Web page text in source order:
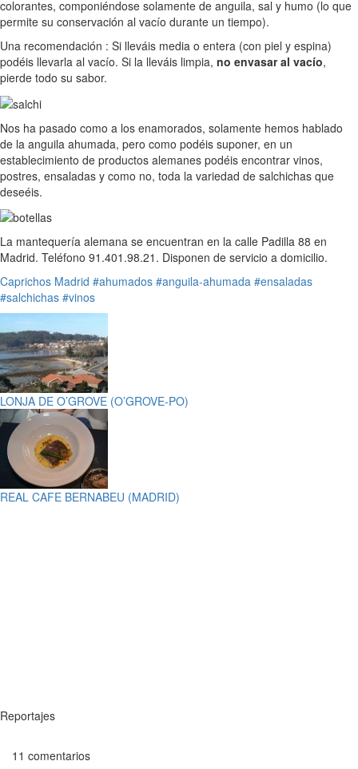
colorantes, componiéndose solamente de anguila, sal y humo (lo que
permite su conservación al vacío durante un tiempo).
Una recomendación : Si lleváis media o entera (con piel y espina)
podéis llevarla al vacío. Si la lleváis limpia, no envasar al vacío,
pierde todo su sabor.
Nos ha pasado como a los enamorados, solamente hemos hablado
de la anguila ahumada, pero como podéis suponer, en un
establecimiento de productos alemanes podéis encontrar vinos,
postres, ensaladas y como no, toda la variedad de salchichas que
deseéis.
La mantequería alemana se encuentran en la calle Padilla 88 en
Madrid. Teléfono 91.401.98.21. Disponen de servicio a domicilio.
Caprichos Madrid #ahumados #anguila-ahumada #ensaladas
#salchichas #vinos
LONJA DE O’GROVE (O’GROVE-PO)
REAL CAFE BERNABEU (MADRID)
Reportajes
11 comentarios